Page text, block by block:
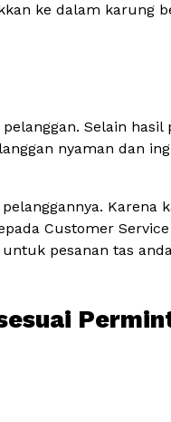
ke dalam karung
Selain
nyaman dan
Karena
Customer
pesanan tas